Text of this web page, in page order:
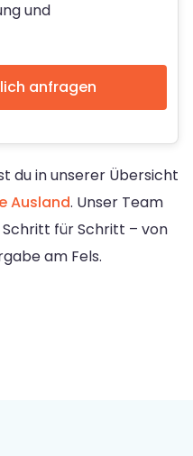
und
anfragen
du in unserer Übersicht
Ausland. Unser Team
für Schritt – von
am Fels.